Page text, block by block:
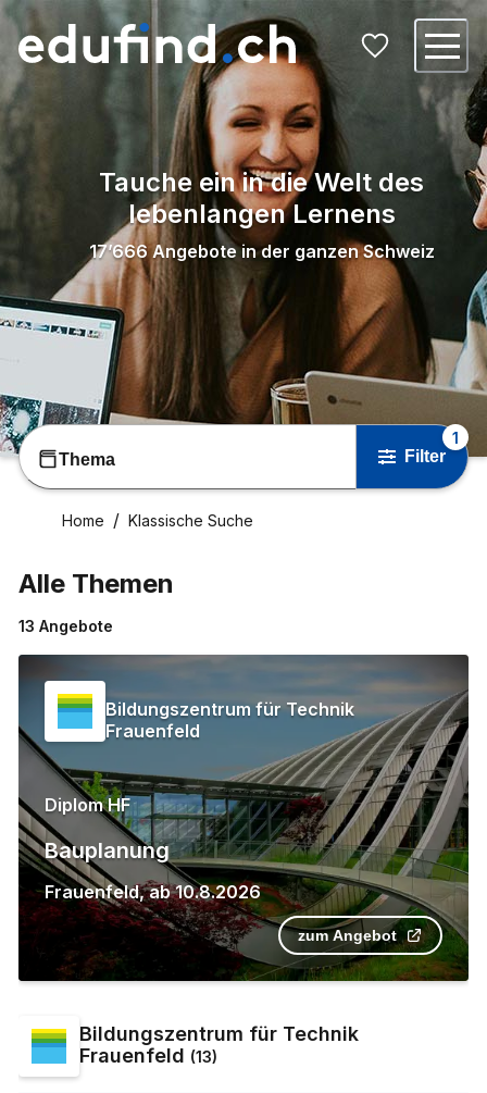
Tauche ein in die Welt des
lebenlangen Lernens
17’666 Angebote in der ganzen Schweiz
Thema Filter
1
Home Klassische Suche
Alle Themen
13 Angebote
Bildungszentrum für Technik
Frauenfeld
Diplom HF
Bauplanung
Frauenfeld,ab 10.8.2026
zum Angebot
Bildungszentrum für Technik
Frauenfeld (13)